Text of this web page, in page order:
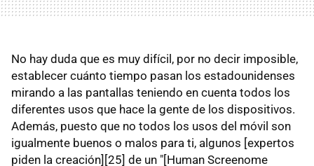
No hay duda que es muy difícil, por no decir imposible,
establecer cuánto tiempo pasan los estadounidenses
mirando a las pantallas teniendo en cuenta todos los
diferentes usos que hace la gente de los dispositivos.
Además, puesto que no todos los usos del móvil son
igualmente buenos o malos para ti, algunos [expertos
piden la creación][25] de un "[Human Screenome